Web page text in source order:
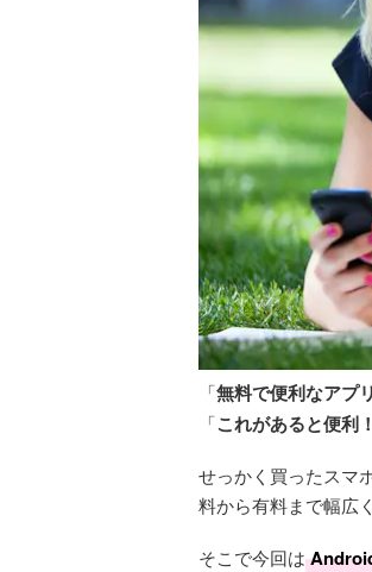
「無料で便利なアプ
「これがあると便利
せっかく買ったスマ
料から有料まで幅広
そこで今回は